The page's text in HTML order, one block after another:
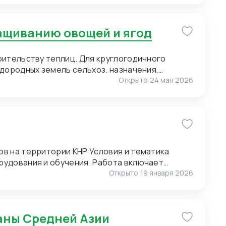
объемы. Возможно, нужен розничный
ассортимент пряжи. 4. Упаковка.
– премиальный. Широкие
овощей и ягод
теплиц. Для круглогодичного
земель сельхоз. назначения,
Открыто 24 мая 2026
КНР Условия и тематика
и обучения. Работа включает
и экскурсиях. Требуются переводчики для
проживание, питание и
Открыто 19 января 2026
Средней Азии